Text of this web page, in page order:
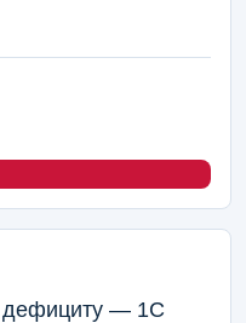
дефициту — 1С